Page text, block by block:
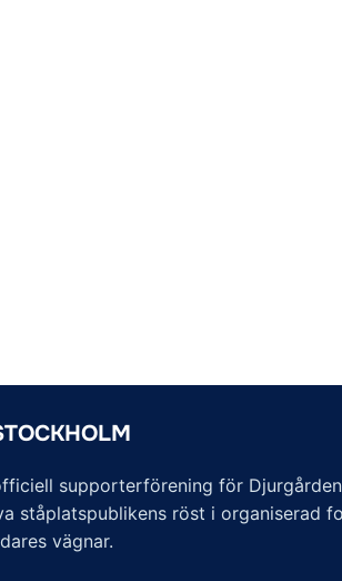
supporterförening för
ståplatspublikens röst i organiserad
vägnar.